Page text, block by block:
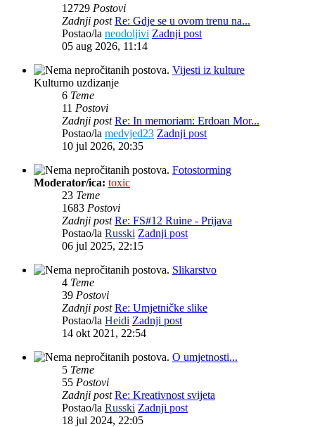
12729 Postovi
Zadnji post Re: Gdje se u ovom trenu na...
Postao/la neodoljivi Zadnji post
05 aug 2026, 11:14
Vijesti iz kulture
Kulturno uzdizanje
6 Teme
11 Postovi
Zadnji post Re: In memoriam: Erdoan Mor...
Postao/la medvjed23 Zadnji post
10 jul 2026, 20:35
Fotostorming
Moderator/ica: toxic
23 Teme
1683 Postovi
Zadnji post Re: FS#12 Ruine - Prijava
Postao/la Russki Zadnji post
06 jul 2025, 22:15
Slikarstvo
4 Teme
39 Postovi
Zadnji post Re: Umjetničke slike
Postao/la Heidi Zadnji post
14 okt 2021, 22:54
O umjetnosti...
5 Teme
55 Postovi
Zadnji post Re: Kreativnost svijeta
Postao/la Russki Zadnji post
18 jul 2024, 22:05